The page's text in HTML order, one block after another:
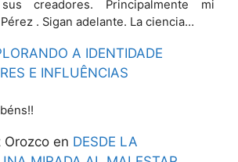
creadores. Principalmente mi
. Sigan adelante. La ciencia…
A IDENTIDADE
E INFLUÊNCIAS
Orozco en DESDE LA